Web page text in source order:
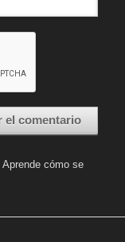
Aprende cómo se